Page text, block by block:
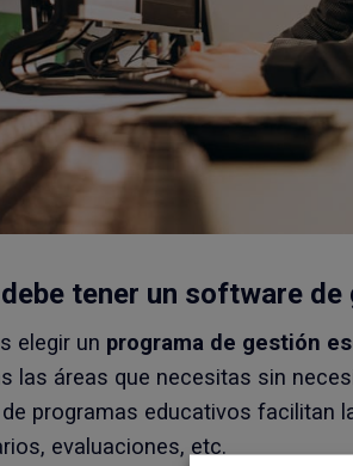
tener un software
elegir un programa de gestión
las áreas que necesitas sin
programas educativos facilitan
evaluaciones, etc.